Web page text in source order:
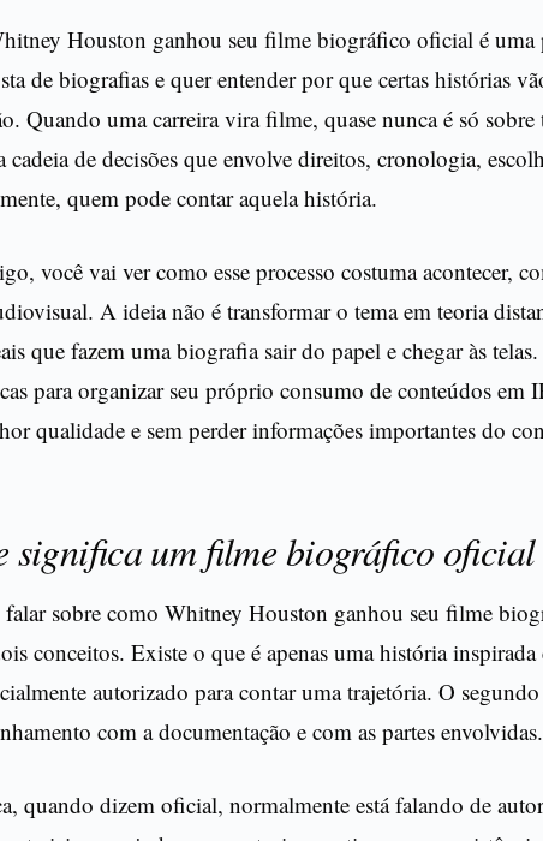
Houston ganhou seu filme biográfico oficial é uma
de biografias e quer entender por que certas histórias
Quando uma carreira vira filme, quase nunca é só
cadeia de decisões que envolve direitos, cronologia,
quem pode contar aquela história.
você vai ver como esse processo costuma acontecer,
A ideia não é transformar o tema em teoria
que fazem uma biografia sair do papel e chegar às
para organizar seu próprio consumo de conteúdos em
qualidade e sem perder informações importantes do
significa um filme biográfico oficial
falar sobre como Whitney Houston ganhou seu filme
conceitos. Existe o que é apenas uma história inspirada
autorizado para contar uma trajetória. O
com a documentação e com as partes envolvidas.
quando dizem oficial, normalmente está falando de